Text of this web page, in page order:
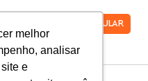
melhor
analisar
e
VESTIBULAR